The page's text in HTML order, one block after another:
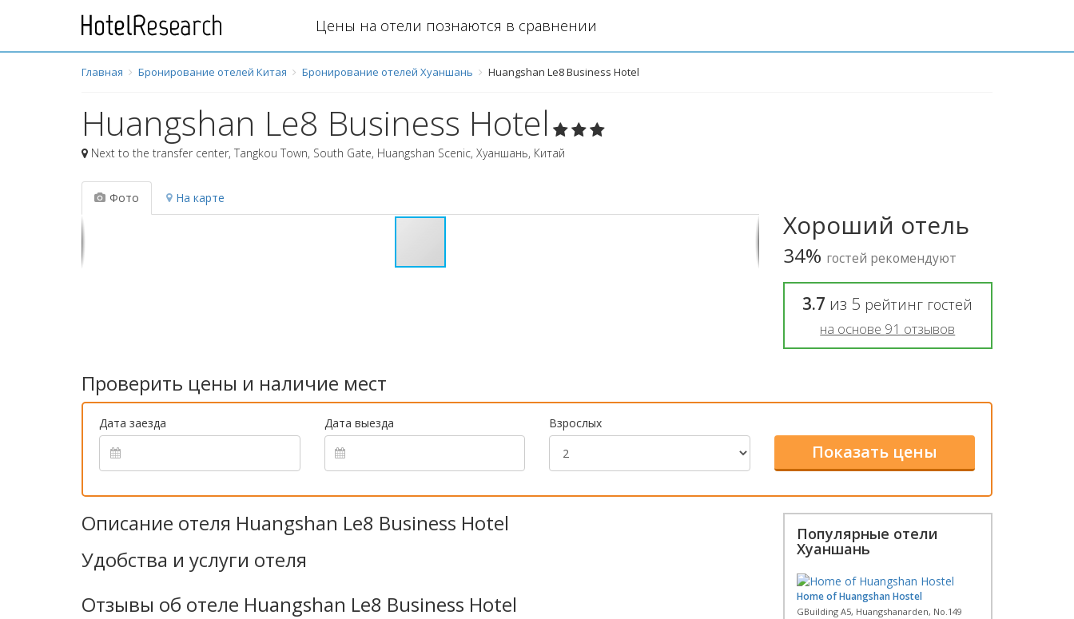
Цены на отели познаются в сравнении
Главная Бронирование отелей Китая Бронирование отелей Хуаншань Huangshan Le8 Business Hotel
Huangshan Le8 Business Hotel
Next to the transfer center, Tangkou Town, South Gate, Huangshan Scenic, Хуаншань, Китай
Фото На карте
Хороший отель
34% гостей рекомендуют
3.7 из 5 рейтинг гостей
на основе 91 отзывов
Проверить цены и наличие мест
Дата заезда Дата выезда Взрослых
Описание отеля Huangshan Le8 Business Hotel
Удобства и услуги отеля
Отзывы об отеле Huangshan Le8 Business Hotel
Популярные отели
Хуаншань
Home of Huangshan Hostel
GBuilding A5, Huangshanarden, No.149